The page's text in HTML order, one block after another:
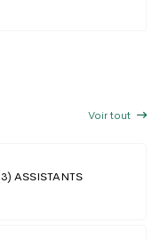
Voir tout
ASSISTANTS